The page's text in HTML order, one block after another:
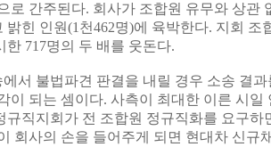
로 간주된다. 회사가 조합원 유무와 상관
힌 인원(1천462명)에 육박한다. 지회 조
717명의 두 배를 웃돈다.
서 불법파견 판결을 내릴 경우 소송 결
이 되는 셈이다. 사측이 최대한 이른 시일
규직지회가 전 조합원 정규직화를 요구하
회사의 손을 들어주게 되면 현대차 신규